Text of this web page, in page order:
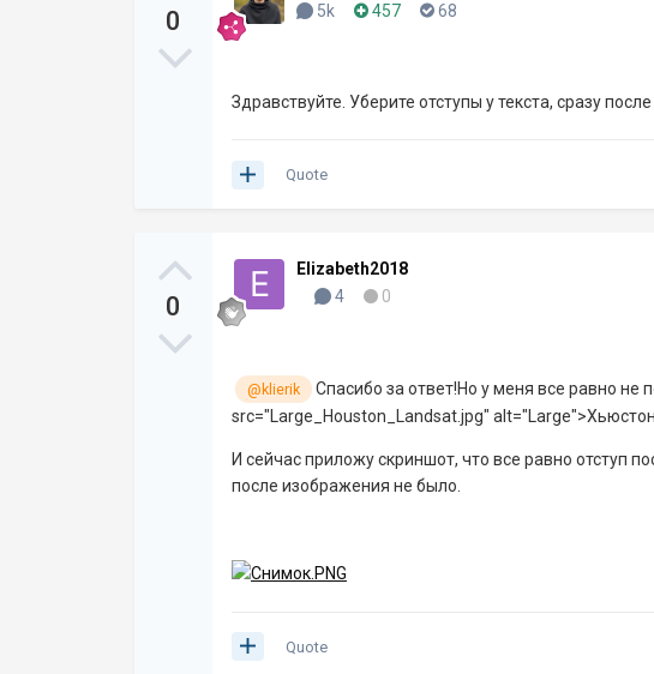
0
5k
457 68
Здравствуйте. Уберите отступы у текста, сразу
Quote
0
Elizabeth2018
4
0
@klierik
Спасибо за ответ!Но у меня все равно не
src="Large_Houston_Landsat.jpg"
И сейчас приложу скриншот, что все равно отступ
после изображения не было.
Quote